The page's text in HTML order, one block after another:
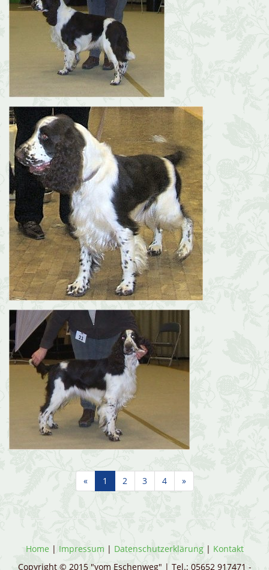
« 1 2 3 4 »
Home | Impressum | Datenschutzerklärung| Kontakt
Copyright © 2015 "vom Eschenweg" | Tel.: 05652 917471 -